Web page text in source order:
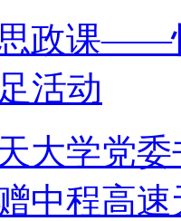
政课——
活动
大学党
中程高